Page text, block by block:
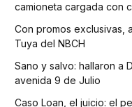
camioneta cargada con
Con promos exclusivas,
Tuya del NBCH
Sano y salvo: hallaron a
avenida 9 de Julio
Caso Loan, el juicio: el